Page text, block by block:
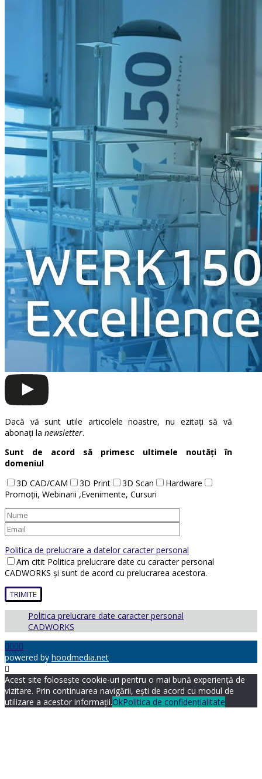
Dacă vă sunt utile articolele noastre, nu ezitați să vă
abonați la newsletter.
Sunt de acord să primesc ultimele noutăți în
domeniul
3D CAD/CAM
3D Print 3D Scan
Hardware
Promoții, Webinarii ,Evenimente, Cursuri
Politica de prelucrare a datelor caracter personal
Am citit Politica prelucrare date cu caracter personal
CADWORKS și sunt de acord cu prelucrarea acestora.
Politica prelucrare date caracter personal
CADWORKS
powered by hoodmedia.net
Acest site folosește cookie-uri pentru o mai bună experiență de
vizitare. Prin continuarea navigării, ești de acord cu modul de
utilizare a acestor informații.OkPolitica de confidențialitate